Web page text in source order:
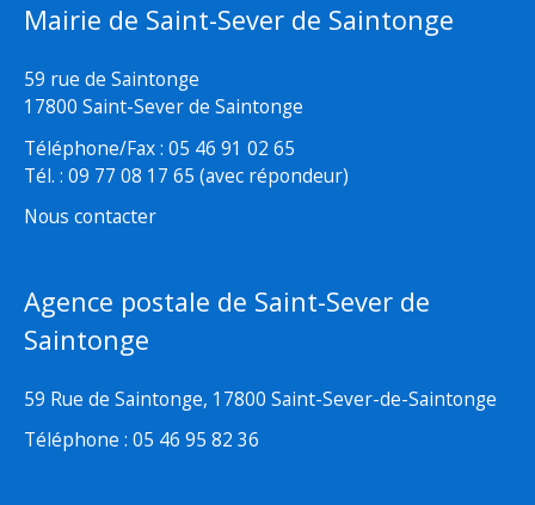
Mairie de Saint-Sever de Saintonge
59 rue de Saintonge
17800 Saint-Sever de Saintonge
Téléphone/Fax : 05 46 91 02 65
Tél. : 09 77 08 17 65 (avec répondeur)
Nous contacter
Agence postale de Saint-Sever de
Saintonge
59 Rue de Saintonge, 17800 Saint-Sever-de-Saintonge
Téléphone : 05 46 95 82 36